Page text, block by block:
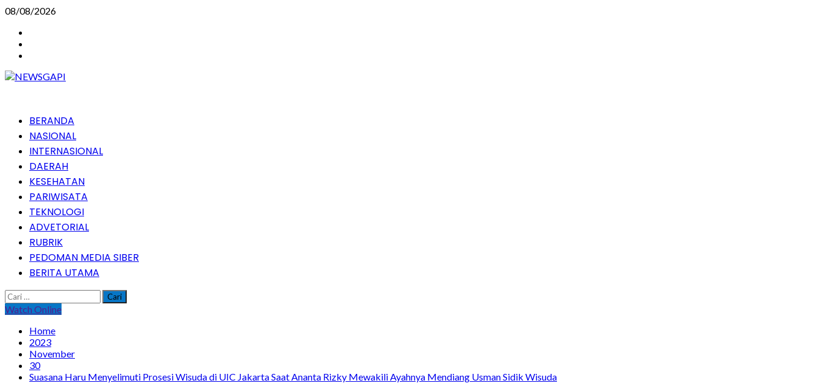
Skip
content
08/08/2026
PrimaryBERANDA
NASIONAL
INTERNASIONAL
DAERAH
KESEHATAN
PARIWISATA
TEKNOLOGI
ADVETORIAL
RUBRIK
PEDOMAN MEDIA SIBER
BERITA UTAMA
Cari
untuk:
Watch Online
Home
2023
November
30
Suasana Haru Menyelimuti Prosesi Wisuda di UIC Jakarta Saat Ananta Rizky Mewakili Ayahnya Mendiang Usman Sidik Wisuda